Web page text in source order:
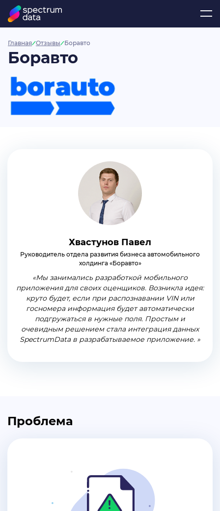
Главная Отзывы Боравто
Боравто
Хвастунов Павел
Руководитель отдела развития бизнеса автомобильного
холдинга «Боравто»
«Мы занимались разработкой мобильного
приложения для своих оценщиков. Возникла идея:
круто будет, если при распознавании VIN или
госномера информация будет автоматически
подгружаться в нужные поля. Простым и
очевидным решением стала интеграция данных
SpectrumData в разрабатываемое приложение. »
Проблема